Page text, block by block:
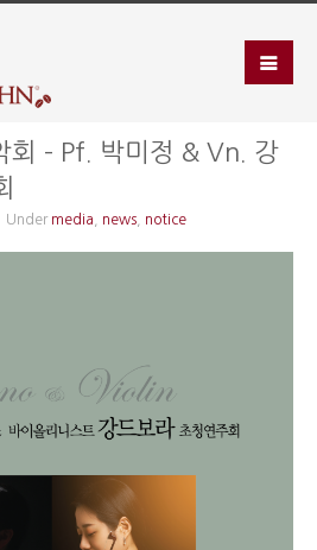
회 – Pf. 박미정 & Vn. 강
Under media news notice